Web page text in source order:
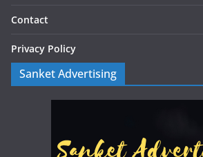
Contact
Privacy Policy
Sanket Advertising